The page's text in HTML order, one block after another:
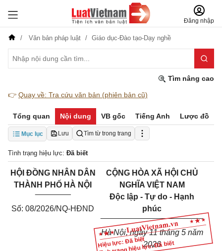
Đăng nhập
Văn bản pháp luật Giáo dục-Đào tạo-Dạy nghề
Tìm nâng cao
👉 Quay về: Tra cứu văn bản (phiên bản cũ)
Tổng quan Nội dung VB gốc Tiếng Anh Lược đồ
Mục lục Lưu Tìm từ trong trang
Tình trạng hiệu lực: Đã biết
Hiệu lực: Đã biết
HỘI ĐỒNG NHÂN DÂN
THÀNH PHỐ HÀ NỘI
Số: 08/2026/NQ-HĐND
CỘNG HÒA XÃ HỘI CHỦ
NGHĨA VIỆT NAM
Độc lập - Tự do - Hạnh
phúc
_______________________
Hà Nội, ngày 11 tháng 5 năm
2026